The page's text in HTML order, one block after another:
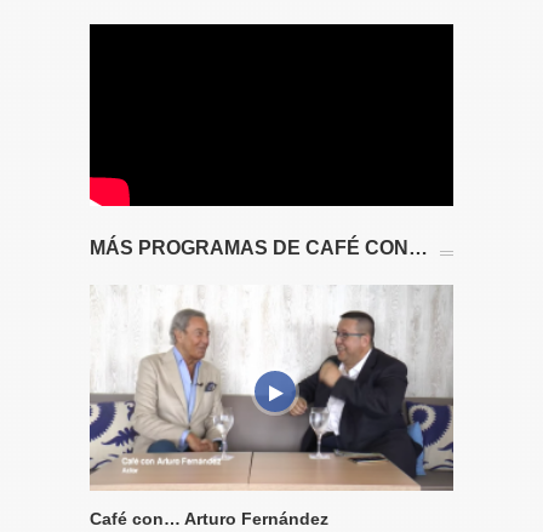
MÁS PROGRAMAS DE CAFÉ CON…
Café con… Arturo Fernández